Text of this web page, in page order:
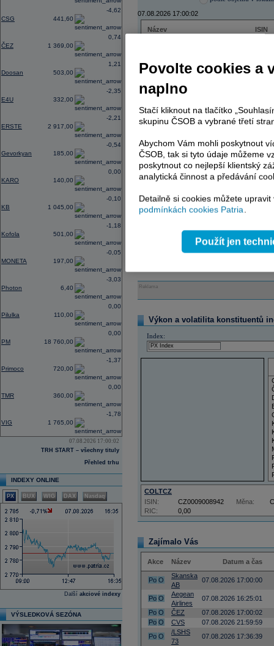
CSG 441,60
-4,62
ČEZ 1 369,00
0,74
Doosan 503,00
1,21
E4U 332,00
-2,35
ERSTE 2 917,00
-2,21
Gevorkyan 185,00
-0,54
KARO 140,00
0,00
KB 1 045,00
-0,10
Kofola 501,00
-1,18
MONETA 197,00
-0,05
Photon 6,40
-3,03
Pilulka 110,00
0,00
PM 18 760,00
0,00
Primoco 720,00
-1,37
TMR 360,00
0,00
VIG 1 765,00
-1,78
07.08.2026 17:00:02
TRH START – všechny tituly
Přehled trhu
INDEXY ONLINE
PX BUX WIG DAX Nasdaq
Další akciové indexy
VÝSLEDKOVÁ SEZÓNA
07.08.2026 17:00:02
Název
ISIN
ERSTE BANK
TMR
AD index - vývoj
Region
Reklama
Výkon a volatilita konstituentů
Index:
COLTCZ
RIC: 0,00
ISIN: CZ0009008942 Měna:
Zajímalo Vás
Akce Název Datum a čas
Po O
Skanska
AB
07.08.2026 17:00:00
Po O
Aegean
Airlines
07.08.2026 16:25:01
Po O ČEZ
07.08.2026 17:00:02
Po O CVS
07.08.2026 21:59:59
Po O
/LSHS
73
07.08.2026 17:36:39
Povolte cookies a
naplno
Stačí kliknout na tlačítko
skupinu ČSOB a vybrané třetí
Abychom Vám mohli poskytnout
ČSOB, tak si tyto údaje můžeme
poskytnout co nejlepší klientský
analytická činnost a předávání
Detailně si cookies můžete
podmínkách cookies Patria.
Použít jen